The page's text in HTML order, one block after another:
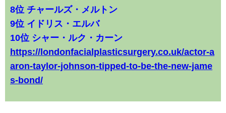
8位 チャールズ・メルトン
9位 イドリス・エルバ
10位 シャー・ルク・カーン
https://londonfacialplasticsurgery.co.uk/actor-a
aron-taylor-johnson-tipped-to-be-the-new-jame
s-bond/